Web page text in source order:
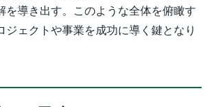
を導き出す。このような全体を俯瞰す
ジェクトや事業を成功に導く鍵となり